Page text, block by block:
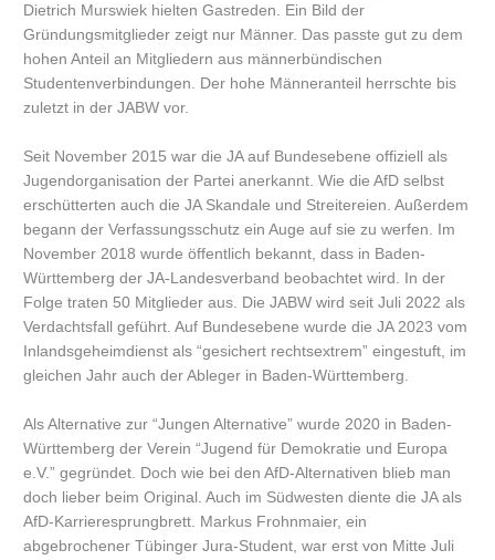
Dietrich Murswiek hielten Gastreden. Ein Bild der
Gründungsmitglieder zeigt nur Männer. Das passte gut zu dem
hohen Anteil an Mitgliedern aus männerbündischen
Studentenverbindungen. Der hohe Männeranteil herrschte bis
zuletzt in der JABW vor.
Seit November 2015 war die JA auf Bundesebene offiziell als
Jugendorganisation der Partei anerkannt. Wie die AfD selbst
erschütterten auch die JA Skandale und Streitereien. Außerdem
begann der Verfassungsschutz ein Auge auf sie zu werfen. Im
November 2018 wurde öffentlich bekannt, dass in Baden-
Württemberg der JA-Landesverband beobachtet wird. In der
Folge traten 50 Mitglieder aus. Die JABW wird seit Juli 2022 als
Verdachtsfall geführt. Auf Bundesebene wurde die JA 2023 vom
Inlandsgeheimdienst als “gesichert rechtsextrem” eingestuft, im
gleichen Jahr auch der Ableger in Baden-Württemberg.
Als Alternative zur “Jungen Alternative” wurde 2020 in Baden-
Württemberg der Verein “Jugend für Demokratie und Europa
e.V.” gegründet. Doch wie bei den AfD-Alternativen blieb man
doch lieber beim Original. Auch im Südwesten diente die JA als
AfD-Karrieresprungbrett. Markus Frohnmaier, ein
abgebrochener Tübinger Jura-Student, war erst von Mitte Juli